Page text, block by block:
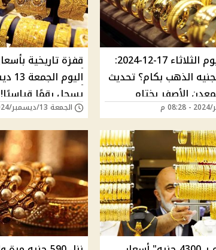
أسعار الذهب اليوم الثلاثاء 17-12-2024:
21 و 24 والجنيه الذهب بكام؟ تحديث
الأصفر بختام
قفزة تاريخية
يسجل رقمًا
الجديدة بمحلات
الجمعة 13/ديسمبر/2024 - 12:35 ص